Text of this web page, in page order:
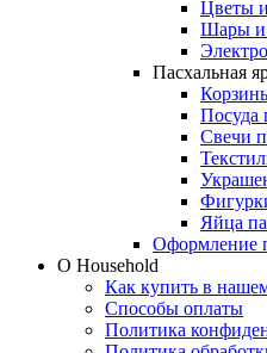
Цветы
Шары и
Пасхальная
Посуда
Свечи
Яйца
Оформление
О Household
Как купить в
Способы оплаты
Политика